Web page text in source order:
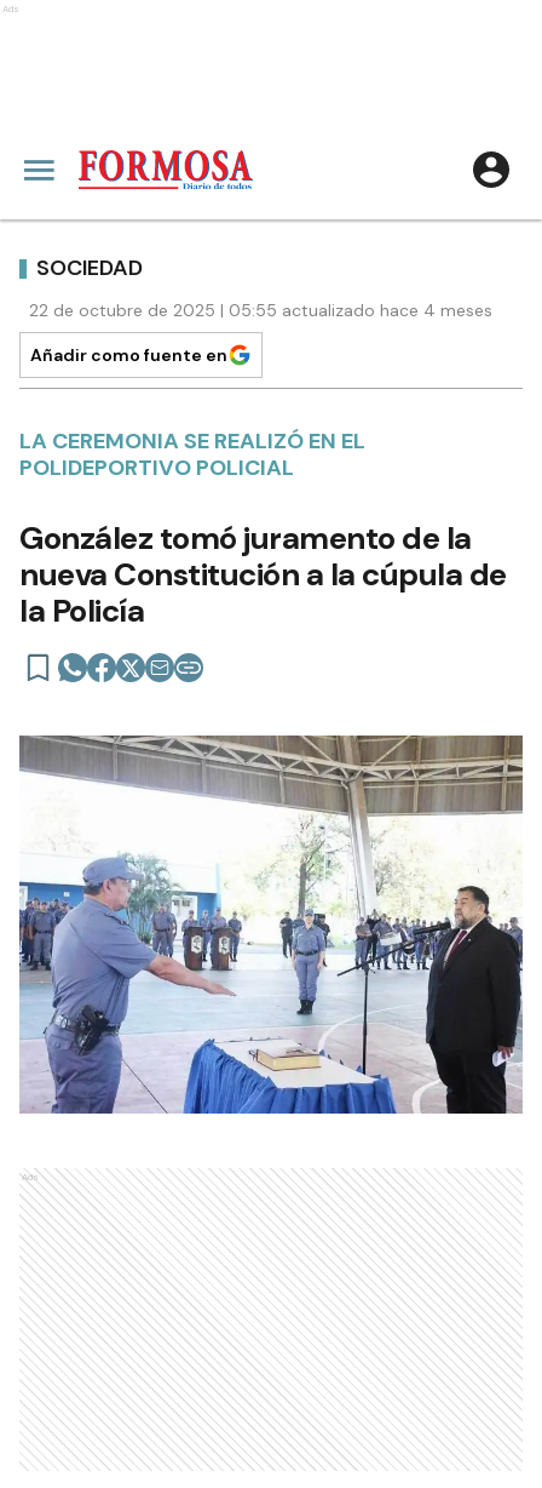
Ads
SOCIEDAD
22 de octubre de 2025 | 05:55 actualizado hace 4 meses
Añadir como fuente en
LA CEREMONIA SE REALIZÓ EN EL
POLIDEPORTIVO POLICIAL
González tomó juramento de la
nueva Constitución a la cúpula de
la Policía
Ads